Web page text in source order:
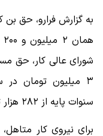
به گزارش فرارو، حق
۳ میلیون تومان
سنوات پایه از ۲۸۲ هزار تومان به ۵۰۰ هزار تومان رسید.
برای نیروی کار